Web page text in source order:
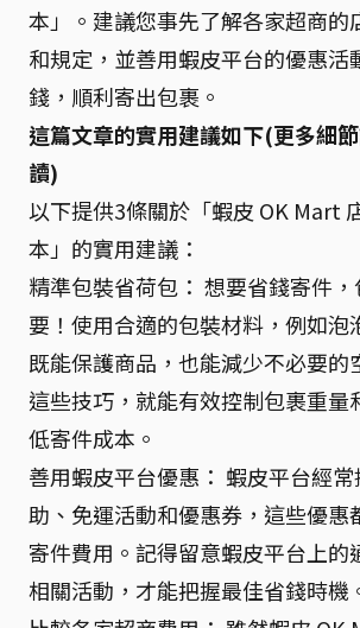
本」。建議您事先了解各家超商的
和規定，並善用蝦皮平台的優惠活
錢，順利寄出包裹。
這篇文章的實用建議如下(更多細
讀)
以下提供3條關於「蝦皮 OK Mart
本」的實用建議：
精準包裝省荷包： 想要省錢寄件
要！使用合適的包裝材料，例如泡
既能保護商品，也能減少不必要的
這些技巧，就能有效控制包裹重量
低寄件成本。
善用蝦皮平台優惠： 蝦皮平台經
助、免運活動和優惠券，這些優惠
寄件費用。記得留意蝦皮平台上的
相關活動，才能把握最佳省錢時機